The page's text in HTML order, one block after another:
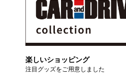
楽しいショッピング
注目グッズをご用意しました